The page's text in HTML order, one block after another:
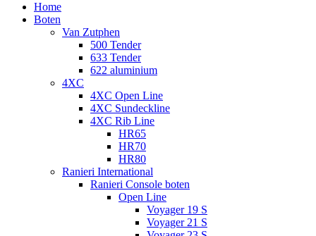
Home
Boten
Van Zutphen
500 Tender
633 Tender
622 aluminium
4XC
4XC Open Line
4XC Sundeckline
4XC Rib Line
HR65
HR70
HR80
Ranieri International
Ranieri Console boten
Open Line
Voyager 19 S
Voyager 21 S